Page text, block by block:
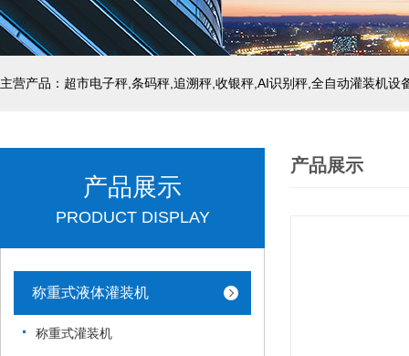
主营产品：超市电子秤,条码秤,追溯秤,收银秤,AI识别秤,全自动灌装机设
产品展示
PRODUCT DISPLAY
称重式液体灌装机
称重式灌装机
产品展示